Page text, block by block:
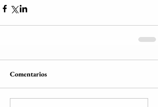
Comentarios